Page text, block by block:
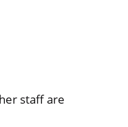
staff are